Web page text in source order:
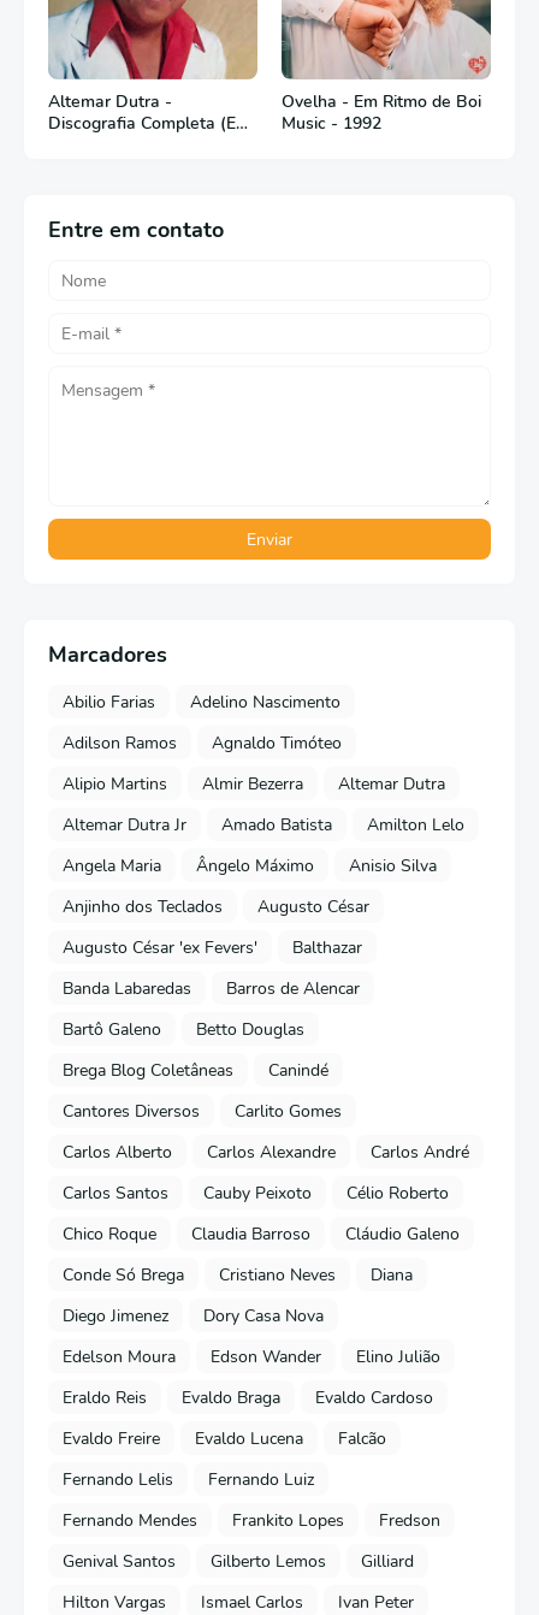
Altemar Dutra -
Discografia Completa (Em
Ovelha - Em Ritmo de Boi
Music - 1992
Entre em contato
Marcadores
Abilio Farias
Adelino Nascimento
Adilson Ramos
Agnaldo Timóteo
Alipio Martins
Almir Bezerra
Altemar Dutra
Altemar Dutra Jr
Amado Batista
Amilton Lelo
Angela Maria
Ângelo Máximo
Anisio Silva
Anjinho dos Teclados
Augusto César
Augusto César 'ex Fevers'
Balthazar
Banda Labaredas
Barros de Alencar
Bartô Galeno
Betto Douglas
Brega Blog Coletâneas
Canindé
Cantores Diversos
Carlito Gomes
Carlos Alberto
Carlos Alexandre
Carlos André
Carlos Santos
Cauby Peixoto
Célio Roberto
Chico Roque
Claudia Barroso
Cláudio Galeno
Conde Só Brega
Cristiano Neves
Diana
Diego Jimenez
Dory Casa Nova
Edelson Moura
Edson Wander
Elino Julião
Eraldo Reis
Evaldo Braga
Evaldo Cardoso
Evaldo Freire
Evaldo Lucena
Falcão
Fernando Lelis
Fernando Luiz
Fernando Mendes
Frankito Lopes
Fredson
Genival Santos
Gilberto Lemos
Gilliard
Hilton Vargas
Ismael Carlos
Ivan Peter